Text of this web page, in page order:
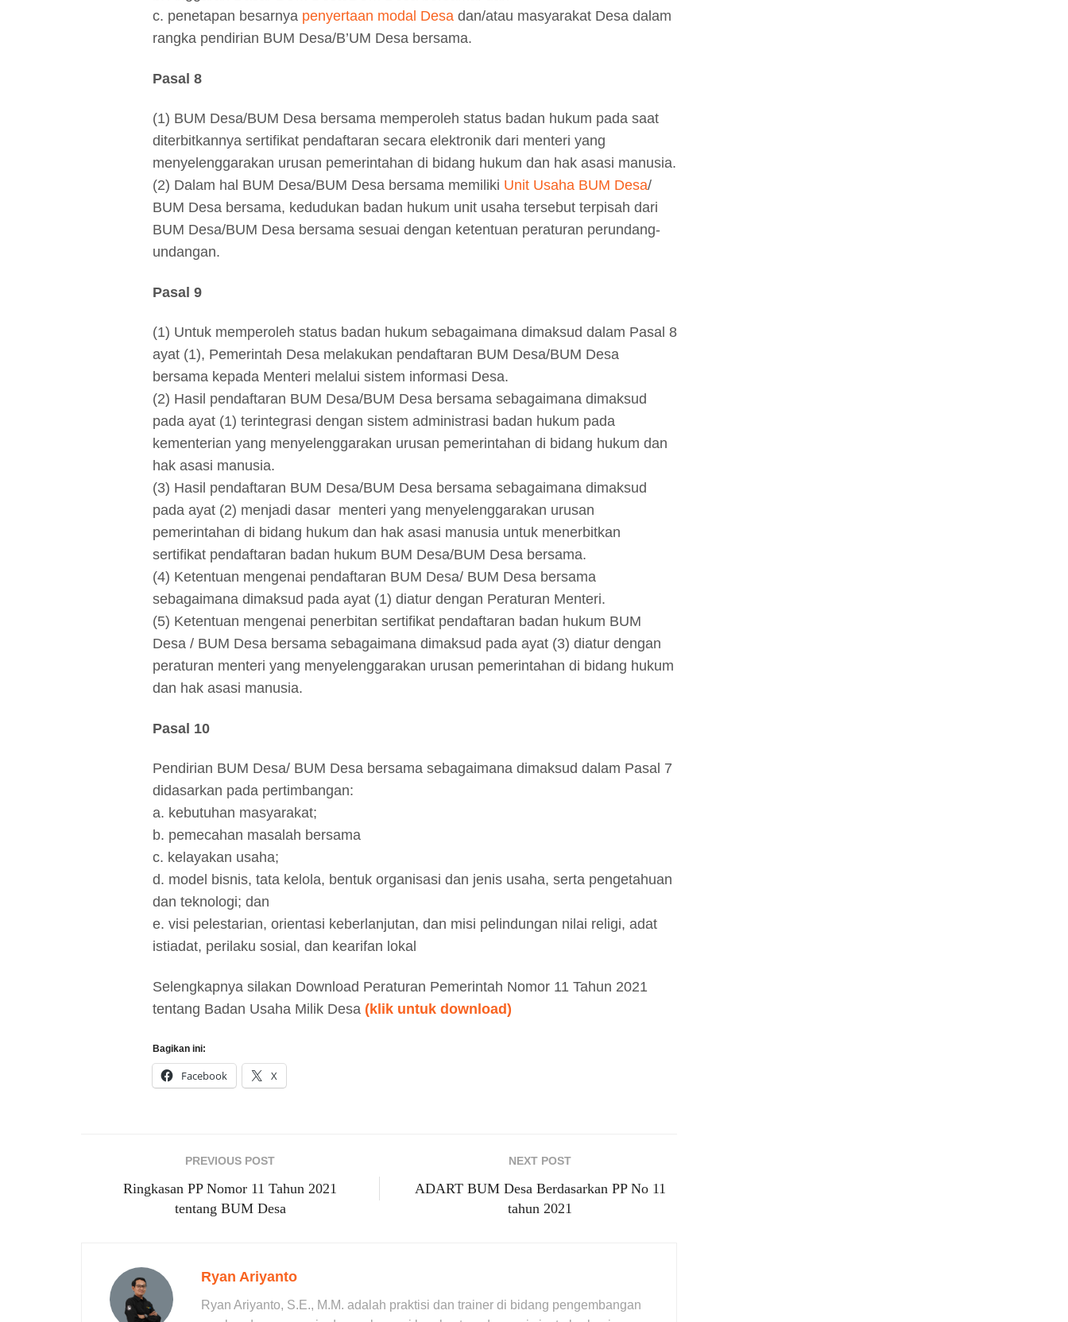
c. penetapan besarnya penyertaan modal Desa dan/atau masyarakat Desa dalam
rangka pendirian BUM Desa/B’UM Desa bersama.
Pasal 8
(1) BUM Desa/BUM Desa bersama memperoleh status badan hukum pada saat
diterbitkannya sertifikat pendaftaran secara elektronik dari menteri yang
menyelenggarakan urusan pemerintahan di bidang hukum dan hak asasi manusia.
(2) Dalam hal BUM Desa/BUM Desa bersama memiliki Unit Usaha BUM Desa/
BUM Desa bersama, kedudukan badan hukum unit usaha tersebut terpisah dari
BUM Desa/BUM Desa bersama sesuai dengan ketentuan peraturan perundang-
undangan.
Pasal 9
(1) Untuk memperoleh status badan hukum sebagaimana dimaksud dalam Pasal 8
ayat (1), Pemerintah Desa melakukan pendaftaran BUM Desa/BUM Desa
bersama kepada Menteri melalui sistem informasi Desa.
(2) Hasil pendaftaran BUM Desa/BUM Desa bersama sebagaimana dimaksud
pada ayat (1) terintegrasi dengan sistem administrasi badan hukum pada
kementerian yang menyelenggarakan urusan pemerintahan di bidang hukum dan
hak asasi manusia.
(3) Hasil pendaftaran BUM Desa/BUM Desa bersama sebagaimana dimaksud
pada ayat (2) menjadi dasar menteri yang menyelenggarakan urusan
pemerintahan di bidang hukum dan hak asasi manusia untuk menerbitkan
sertifikat pendaftaran badan hukum BUM Desa/BUM Desa bersama.
(4) Ketentuan mengenai pendaftaran BUM Desa/ BUM Desa bersama
sebagaimana dimaksud pada ayat (1) diatur dengan Peraturan Menteri.
(5) Ketentuan mengenai penerbitan sertifikat pendaftaran badan hukum BUM
Desa / BUM Desa bersama sebagaimana dimaksud pada ayat (3) diatur dengan
peraturan menteri yang menyelenggarakan urusan pemerintahan di bidang hukum
dan hak asasi manusia.
Pasal 10
Pendirian BUM Desa/ BUM Desa bersama sebagaimana dimaksud dalam Pasal 7
didasarkan pada pertimbangan:
a. kebutuhan masyarakat;
b. pemecahan masalah bersama
c. kelayakan usaha;
d. model bisnis, tata kelola, bentuk organisasi dan jenis usaha, serta pengetahuan
dan teknologi; dan
e. visi pelestarian, orientasi keberlanjutan, dan misi pelindungan nilai religi, adat
istiadat, perilaku sosial, dan kearifan lokal
Selengkapnya silakan Download Peraturan Pemerintah Nomor 11 Tahun 2021
tentang Badan Usaha Milik Desa (klik untuk download)
Bagikan ini:
Facebook X
PREVIOUS POST
Ringkasan PP Nomor 11 Tahun 2021
tentang BUM Desa
NEXT POST
ADART BUM Desa Berdasarkan PP No 11
tahun 2021
Ryan Ariyanto
Ryan Ariyanto, S.E., M.M. adalah praktisi dan trainer di bidang pengembangan